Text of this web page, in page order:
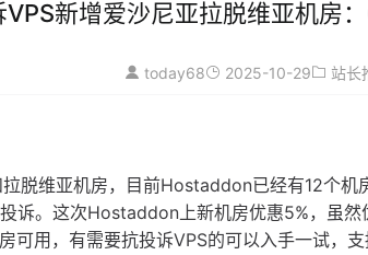
新增爱沙尼亚拉脱维亚机房
today68 2025-10-29 站长
脱维亚机房，目前Hostaddon已经有12个机
诉。这次Hostaddon上新机房优惠5%，虽
可用，有需要抗投诉VPS的可以入手一试，